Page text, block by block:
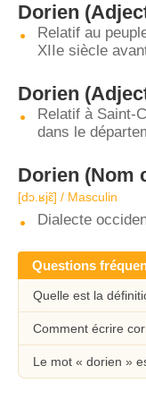
Dorien
Relatif au
XIIe siècle
Dorien
Relatif à Saint-
dans le
Dorien (Nom
[dɔ.ʁjɛ̃] / Masculin
Dialecte
Questions
Quelle est la
Comment écrire
Le mot « dorien »